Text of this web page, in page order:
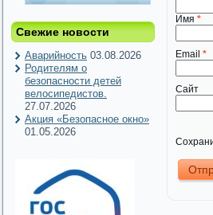
периоду
Свежие новости
Аварийность 03.08.2026
Родителям о
безопасности детей
велосипедистов.
27.07.2026
Акция «Безопасное окно»
01.05.2026
Имя *
Email *
Сайт